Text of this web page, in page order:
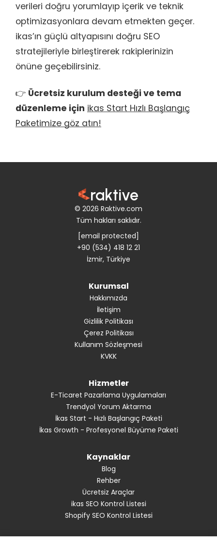
verileri doğru yorumlayıp içerik ve teknik
optimizasyonlara devam etmekten geçer.
ikas’ın güçlü altyapısını doğru SEO
stratejileriyle birleştirerek rakiplerinizin
önüne geçebilirsiniz.
👉 Ücretsiz kurulum desteği ve tema
düzenleme için ikas Start Hızlı Başlangıç
Paketimize göz atın!
raktive
© 2026 Raktive.com
Tüm hakları saklıdır.
[email protected]
+90 (534) 418 12 21
İzmir, Türkiye
Kurumsal
Hakkımızda
İletişim
Gizlilik Politikası
Çerez Politikası
Kullanım Sözleşmesi
KVKK
Hizmetler
E-Ticaret Pazarlama Uygulamaları
Trendyol Yorum Aktarma
İkas Start - Hızlı Başlangıç Paketi
İkas Growth - Profesyonel Büyüme Paketi
Kaynaklar
Blog
Rehber
Ücretsiz Araçlar
ikas SEO Kontrol Listesi
Shopify SEO Kontrol Listesi